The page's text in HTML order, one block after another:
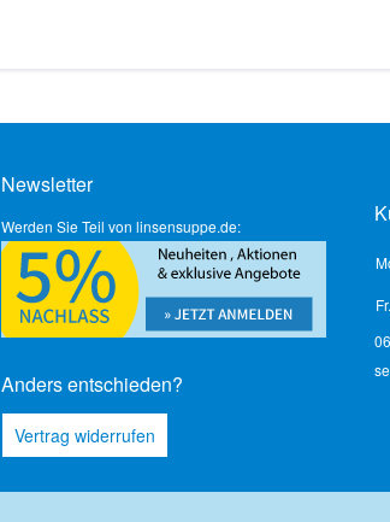
Newsletter
Werden Sie Teil von linsensuppe.de:
Anders entschieden?
Vertrag widerrufen
Fr.